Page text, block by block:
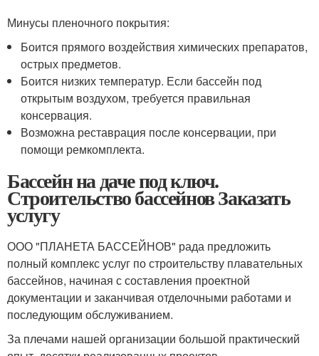
Минусы пленочного покрытия:
Боится прямого воздействия химических препаратов,
острых предметов.
Боится низких температур. Если бассейн под
открытым воздухом, требуется правильная
консервация.
Возможна реставрация после консервации, при
помощи ремкомплекта.
Бассейн на даче под ключ.
Строительство бассейнов Заказать
услугу
ООО "ПЛАНЕТА БАССЕЙНОВ" рада предложить
полный комплекс услуг по строительству плавательных
бассейнов, начиная с составления проектной
документации и заканчивая отделочными работами и
последующим обслуживанием.
За плечами нашей организации большой практический